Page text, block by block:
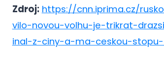
Zdroj: https://cnn.iprima.cz/
vilo-novou-volhu-je-trikrat-
inal-z-ciny-a-ma-ceskou-stopu-